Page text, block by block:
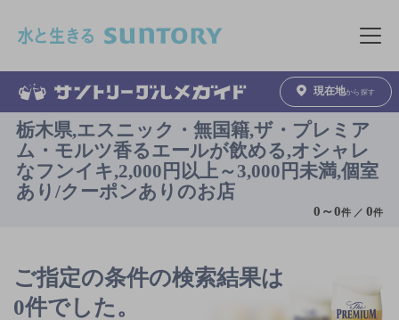
メニュ
現在地から探す
栃木県,エスニック・無国籍,ザ・プレミア
ム・モルツ香るエールが飲める,オシャレ
なフンイキ,2,000円以上～3,000円未満,個室
あり/クーポンありのお店
0 ～0件 ／0件
ご指定の条件の検索結果は
0件でした。